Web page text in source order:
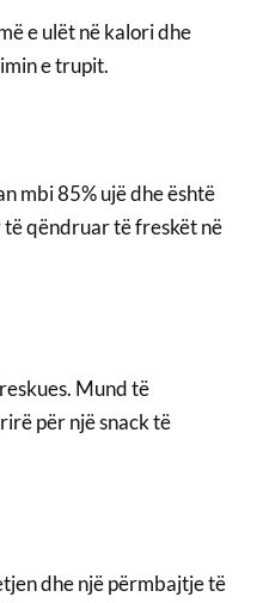
e ulët në kalori dhe
e trupit.
mbi 85% ujë dhe është
të qëndruar të freskët në
Mund të
për një snack të
dhe një përmbajtje të